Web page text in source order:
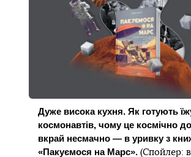
Дуже висока кухня. Як готують
космонавтів, чому це космічно
вкрай несмачно — в уривку з
«Пакуємося на Марс». (Спойлер: